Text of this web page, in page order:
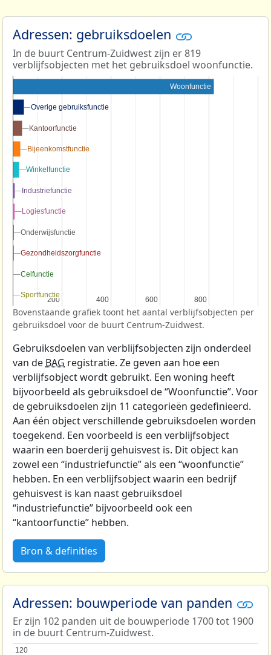
Adressen: gebruiksdoelen
In de buurt Centrum-Zuidwest zijn er 819
verblijfsobjecten met het gebruiksdoel woonfunctie.
200
200 400
400 600
600 800
800
Woonfunctie
Overige gebruiksfunctie
Overige gebruiksfunctie
Kantoorfunctie
Kantoorfunctie
Bijeenkomstfunctie
Bijeenkomstfunctie
Winkelfunctie
Winkelfunctie
Industriefunctie
Industriefunctie
Logiesfunctie
Logiesfunctie
Onderwijsfunctie
Onderwijsfunctie
Gezondheidszorgfunctie
Gezondheidszorgfunctie
Celfunctie
Celfunctie
Sportfunctie
Sportfunctie
Bovenstaande grafiek toont het aantal verblijfsobjecten per
gebruiksdoel voor de buurt Centrum-Zuidwest.
Gebruiksdoelen van verblijfsobjecten zijn onderdeel
van de BAG registratie. Ze geven aan hoe een
verblijfsobject wordt gebruikt. Een woning heeft
bijvoorbeeld als gebruiksdoel de “Woonfunctie”. Voor
de gebruiksdoelen zijn 11 categorieën gedefinieerd.
Aan één object verschillende gebruiksdoelen worden
toegekend. Een voorbeeld is een verblijfsobject
waarin een boerderij gehuisvest is. Dit object kan
zowel een “industriefunctie” als een “woonfunctie”
hebben. En een verblijfsobject waarin een bedrijf
gehuisvest is kan naast gebruiksdoel
“industriefunctie” bijvoorbeeld ook een
“kantoorfunctie” hebben.
Bron & definities
Adressen: bouwperiode van panden
Er zijn 102 panden uit de bouwperiode 1700 tot 1900
in de buurt Centrum-Zuidwest.
120
120